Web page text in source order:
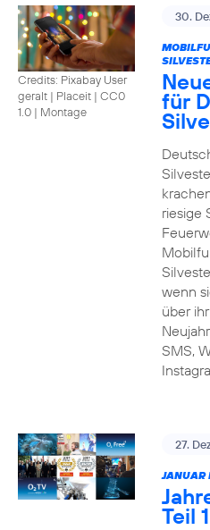
Credits: Pixabay User
geralt | Placeit | CC0
1.0 | Montage
30.
für
riesige
wenn
über
SMS,
27.
JANUAR
Teil 1